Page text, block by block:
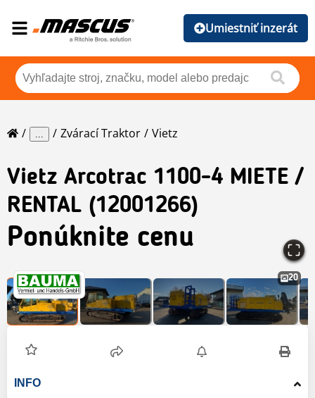
Umiestniť inzerát
... Zvárací Traktor Vietz
Vietz Arcotrac 1100-4 MIETE /
RENTAL (12001266)
Ponúknite cenu
20
INFO